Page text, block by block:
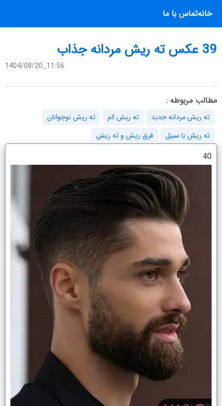
خانهتماس با ما
39 عکس ته ریش مردانه جذاب
1404/08/20_11:56
مطالب مربوطه :
ته ریش مردانه جدید ته ریش کم
ته ریش نوجوانان
ته ریش با سبیل
فرق ریش و ته ریش
40